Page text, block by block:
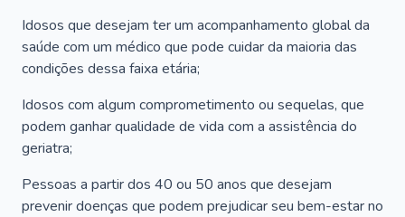
Idosos que desejam ter um acompanhamento global da
saúde com um médico que pode cuidar da maioria das
condições dessa faixa etária;
Idosos com algum comprometimento ou sequelas, que
podem ganhar qualidade de vida com a assistência do
geriatra;
Pessoas a partir dos 40 ou 50 anos que desejam
prevenir doenças que podem prejudicar seu bem-estar no